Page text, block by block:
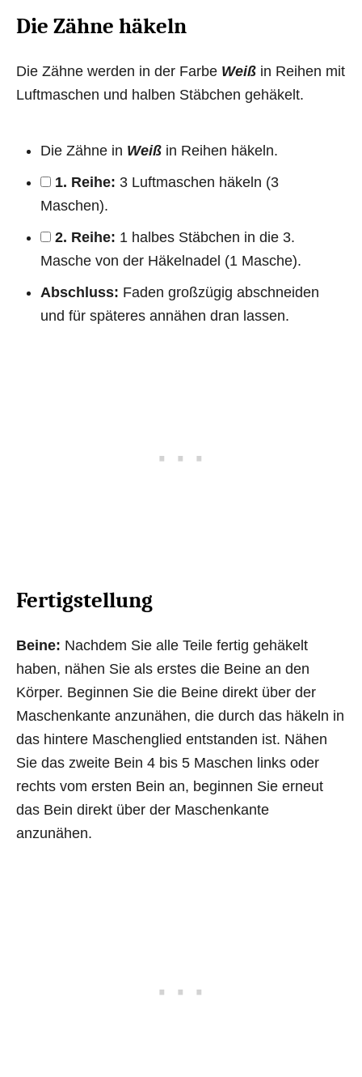
Die Zähne häkeln
Die Zähne werden in der Farbe Weiß in Reihen mit
Luftmaschen und halben Stäbchen gehäkelt.
Die Zähne in Weiß in Reihen häkeln.
1. Reihe: 3 Luftmaschen häkeln (3
Maschen).
2. Reihe: 1 halbes Stäbchen in die 3.
Masche von der Häkelnadel (1 Masche).
Abschluss: Faden großzügig abschneiden
und für späteres annähen dran lassen.
Fertigstellung
Beine: Nachdem Sie alle Teile fertig gehäkelt
haben, nähen Sie als erstes die Beine an den
Körper. Beginnen Sie die Beine direkt über der
Maschenkante anzunähen, die durch das häkeln in
das hintere Maschenglied entstanden ist. Nähen
Sie das zweite Bein 4 bis 5 Maschen links oder
rechts vom ersten Bein an, beginnen Sie erneut
das Bein direkt über der Maschenkante
anzunähen.